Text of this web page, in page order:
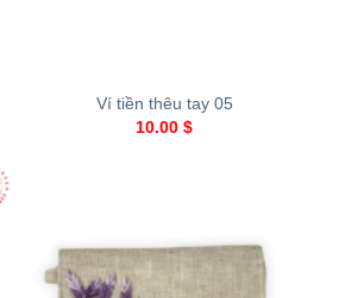
Ví tiền thêu tay 05
10.00 $